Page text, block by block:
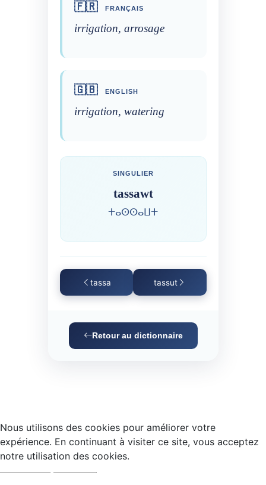
🇫🇷 FRANÇAIS
irrigation, arrosage
🇬🇧 ENGLISH
irrigation, watering
SINGULIER
tassawt
ⵜⴰⵙⵙⴰⵡⵜ
tassa tassut
Retour au dictionnaire
Nous utilisons des cookies pour améliorer votre
expérience. En continuant à visiter ce site, vous acceptez
notre utilisation des cookies.